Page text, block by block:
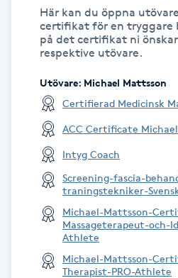
Hollywood Peel
Hot Stone Massage
Hot yoga
Hudföryngring
Huduppstramning
Hudvård
Hyaluronsyra
Här kan du öppna
certifikat för en tryggare
på det certifikat ni
respektive utövare.
Utövare: Michael Mattsson
Certifierad Medicinsk
ACC Certificate
Intyg Coach
Screening-fascia-
traningstekniker-
Michael-Mattsson-
Massageterapeut-och-
Athlete
Michael-Mattsson-
Therapist-PRO-Athlete